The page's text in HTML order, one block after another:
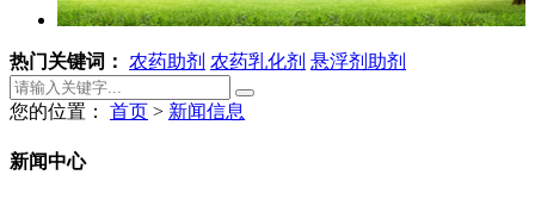
热门关键词： 农药助剂 农药乳化剂 悬浮剂助剂
您的位置： 首页 > 新闻信息
新闻中心